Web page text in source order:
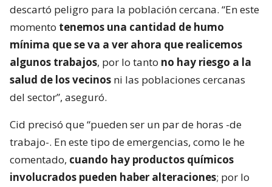
descartó peligro para la población cercana. “En este
momento tenemos una cantidad de humo
mínima que se va a ver ahora que realicemos
algunos trabajos, por lo tanto no hay riesgo a la
salud de los vecinos ni las poblaciones cercanas
del sector”, aseguró.
Cid precisó que “pueden ser un par de horas -de
trabajo-. En este tipo de emergencias, como le he
comentado, cuando hay productos químicos
involucrados pueden haber alteraciones; por lo